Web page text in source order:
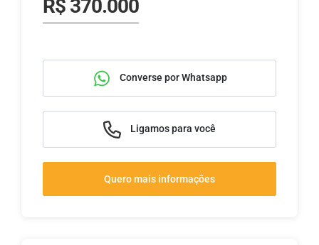
R$ 370.000
Converse por Whatsapp
Ligamos para você
Quero mais informações